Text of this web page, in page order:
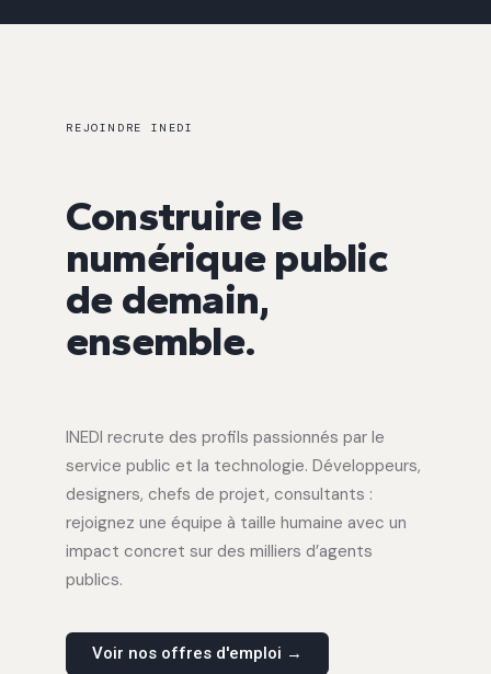
REJOINDRE INEDI
Construire le
numérique public
de demain,
ensemble.
INEDI recrute des profils passionnés par le
service public et la technologie. Développeurs,
designers, chefs de projet, consultants :
rejoignez une équipe à taille humaine avec un
impact concret sur des milliers d’agents
publics.
Voir nos offres d'emploi →